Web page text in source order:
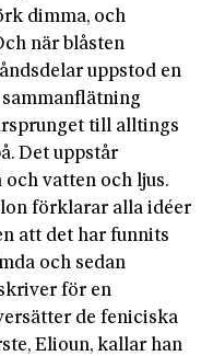
dimma, och
när blåsten
uppstod en
till alltings
Det uppstår
vatten och ljus.
förklarar alla idéer
att det har funnits
och sedan
för en
de feniciska
Elioun, kallar han